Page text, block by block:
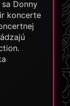
Donny
koncerte